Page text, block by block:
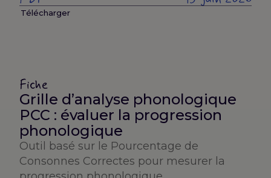
Télécharger
Fiche
Grille d’analyse phonologique
PCC : évaluer la progression
phonologique
Outil basé sur le Pourcentage de
Consonnes Correctes pour mesurer la